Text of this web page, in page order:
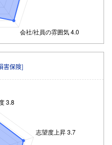
害保険]